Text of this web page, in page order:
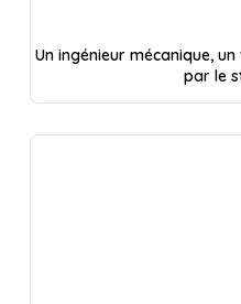
Un ingénieur mécanique,
par le